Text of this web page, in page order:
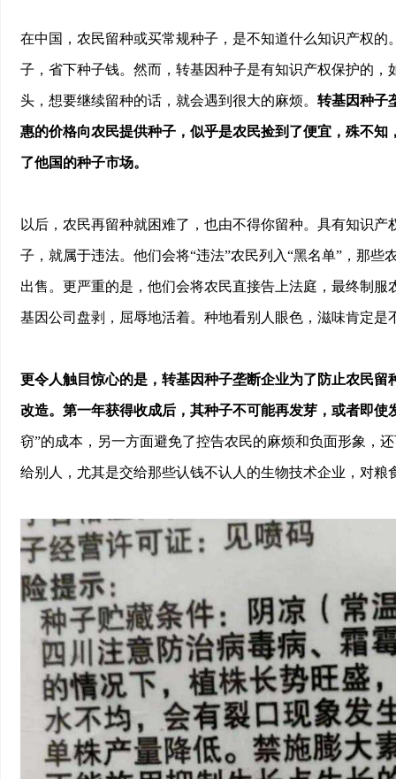
在中国，农民留种或买常规种子，是不知道什么知识产权
子，省下种子钱。然而，转基因种子是有知识产权保护的
头，想要继续留种的话，就会遇到很大的麻烦。 转基因种子
惠的价格向农民提供种子，似乎是农民捡到了便宜，殊不
了他国的种子市场。
以后，农民再留种就困难了，也由不得你留种。具有知识
子，就属于违法。他们会将“违法”农民列入“黑名单”，那
出售。更严重的是，他们会将农民直接告上法庭，最终制
基因公司盘剥，屈辱地活着。种地看别人眼色，滋味肯定是
更令人触目惊心的是，转基因种子垄断企业为了防止农民
改造。第一年获得收成后，其种子不可能再发芽，或者即使
窃”的成本，另一方面避免了控告农民的麻烦和负面形象，
给别人，尤其是交给那些认钱不认人的生物技术企业，对粮